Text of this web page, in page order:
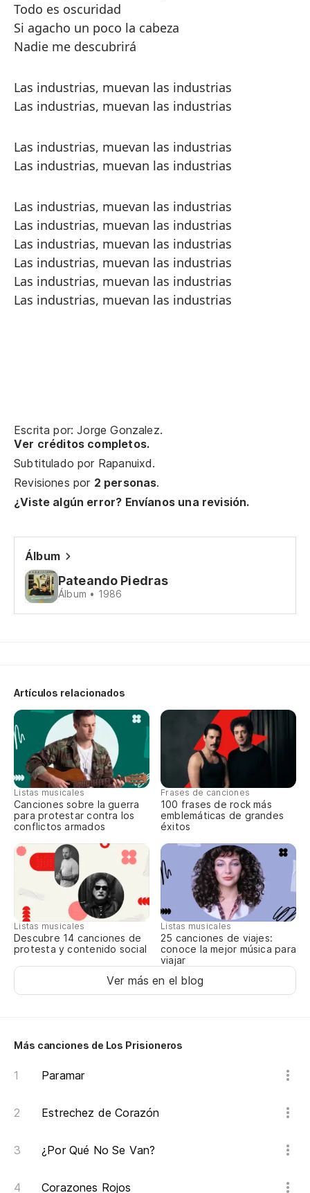
Todo es oscuridad
Si agacho un poco la cabeza
Nadie me descubrirá
Las industrias, muevan las industrias
Las industrias, muevan las industrias
Las industrias, muevan las industrias
Las industrias, muevan las industrias
Las industrias, muevan las industrias
Las industrias, muevan las industrias
Las industrias, muevan las industrias
Las industrias, muevan las industrias
Las industrias, muevan las industrias
Las industrias, muevan las industrias
Escrita por: Jorge Gonzalez.
Ver créditos completos.
Subtitulado por Rapanuixd.
Revisiones por 2 personas.
¿Viste algún error? Envíanos una revisión.
Álbum
Pateando Piedras
Álbum • 1986
Artículos relacionados
Listas musicales
Canciones sobre la guerra
para protestar contra los
conflictos armados
Frases de canciones
100 frases de rock más
emblemáticas de grandes
éxitos
Listas musicales
Descubre 14 canciones de
protesta y contenido social
Listas musicales
25 canciones de viajes:
conoce la mejor música para
viajar
Ver más en el blog
Más canciones de Los Prisioneros
Paramar
Estrechez de Corazón
¿Por Qué No Se Van?
Corazones Rojos